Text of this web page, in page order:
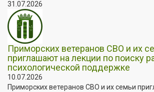
31.07.2026
Приморских ветеранов СВО и их
приглашают на лекции по поиску
психологической поддержке
10.07.2026
Приморских ветеранов СВО и их семьи